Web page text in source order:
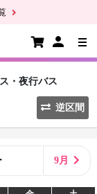
・夜行バス
逆区間
9月